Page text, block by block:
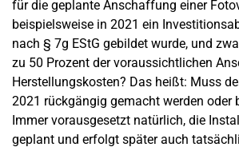
für die geplante Anschaffung einer
beispielsweise in 2021 ein
nach § 7g EStG gebildet wurde, und
zu 50 Prozent der voraussichtlichen
Herstellungskosten? Das heißt: Muss
2021 rückgängig gemacht werden oder
Immer vorausgesetzt natürlich, die
geplant und erfolgt später auch